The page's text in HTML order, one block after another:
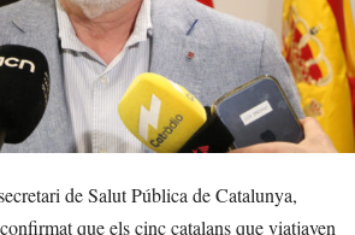
de Salut Pública de Catalunya,
que els cinc catalans que viatjaven